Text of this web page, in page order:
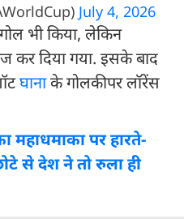
July 4, 2026
भी किया, लेकिन
दिया गया. इसके बाद
घानाके गोलकीपर लॉरेंस
महाधमाका पर हारते-
से देश ने तो रुला ही